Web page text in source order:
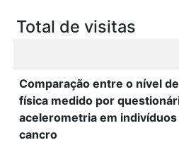
Total de visitas
Comparação entre o nível
física medido por
acelerometria em indivíduos
cancro